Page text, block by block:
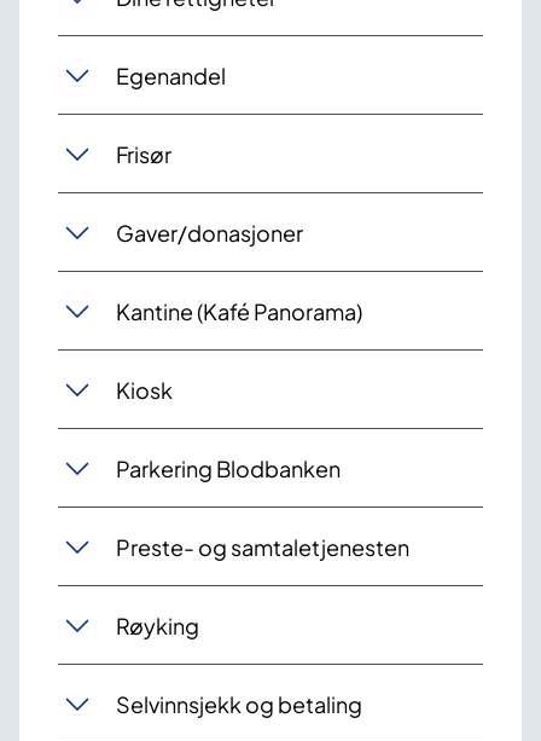
Egenandel
Frisør
Gaver/donasjoner
Kantine (Kafé Panorama)
Kiosk
Parkering Blodbanken
Preste- og samtaletjenesten
Røyking
Selvinnsjekk og betaling